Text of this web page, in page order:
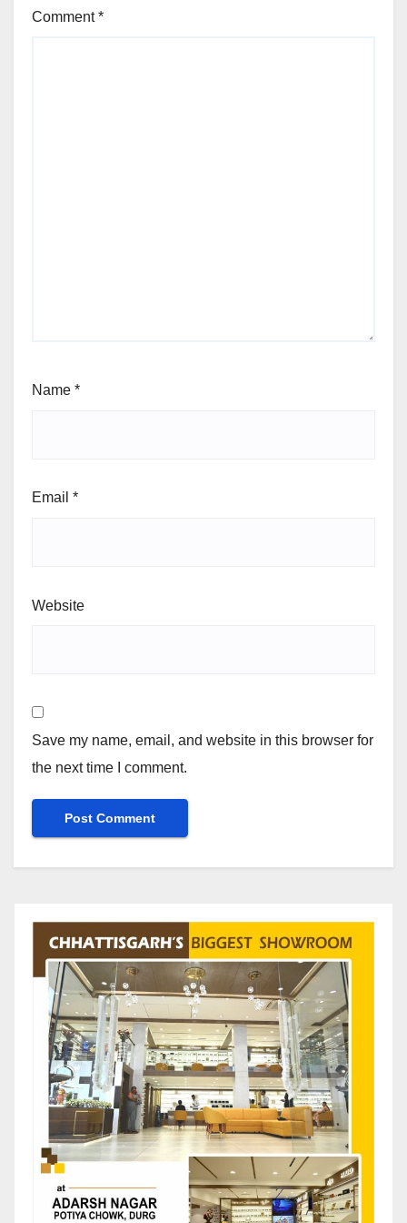
Comment*
Name *
Email *
Website
Save my name, email, and website in this browser for
the next time I comment.